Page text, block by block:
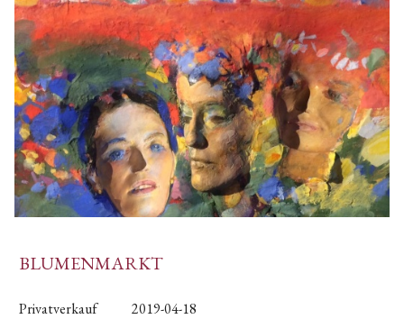
BLUMENMARKT
Privatverkauf
2019-04-18